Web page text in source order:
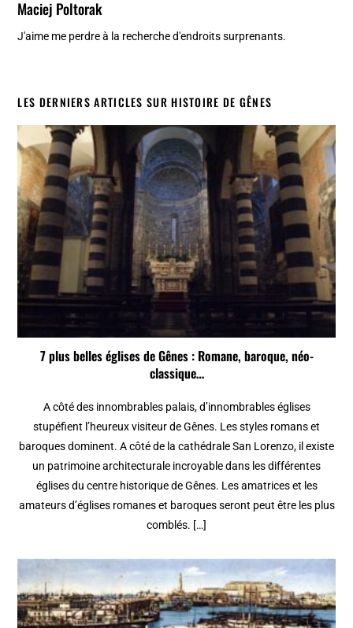
Maciej Poltorak
J'aime me perdre à la recherche d'endroits surprenants.
LES DERNIERS ARTICLES SUR HISTOIRE DE GÊNES
7 plus belles églises de Gênes : Romane, baroque, néo-
classique…
A côté des innombrables palais, d’innombrables églises
stupéfient l’heureux visiteur de Gênes. Les styles romans et
baroques dominent. A côté de la cathédrale San Lorenzo, il existe
un patrimoine architecturale incroyable dans les différentes
églises du centre historique de Gênes. Les amatrices et les
amateurs d’églises romanes et baroques seront peut être les plus
comblés. […]